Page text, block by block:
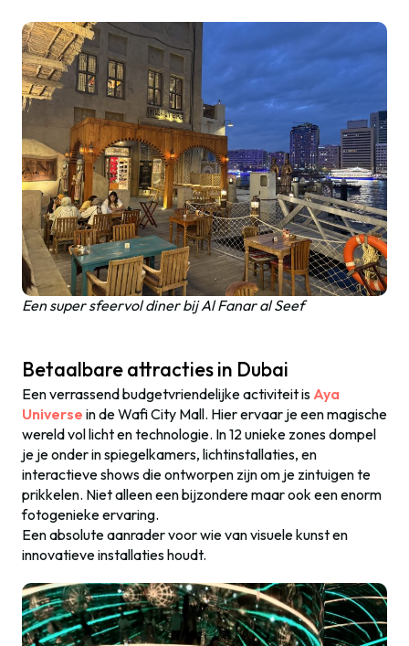
Een super sfeervol diner bij Al Fanar al Seef
Betaalbare attracties in Dubai
Een verrassend budgetvriendelijke activiteit isAya
Universe in de Wafi City Mall. Hier ervaar je een magische
wereld vol licht en technologie. In 12 unieke zones dompel
je je onder in spiegelkamers, lichtinstallaties, en
interactieve shows die ontworpen zijn om je zintuigen te
prikkelen. Niet alleen een bijzondere maar ook een enorm
fotogenieke ervaring.
Een absolute aanrader voor wie van visuele kunst en
innovatieve installaties houdt.